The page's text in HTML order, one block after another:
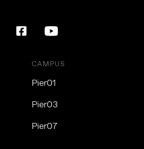
CAMPUS
Pier01
Pier03
Pier07